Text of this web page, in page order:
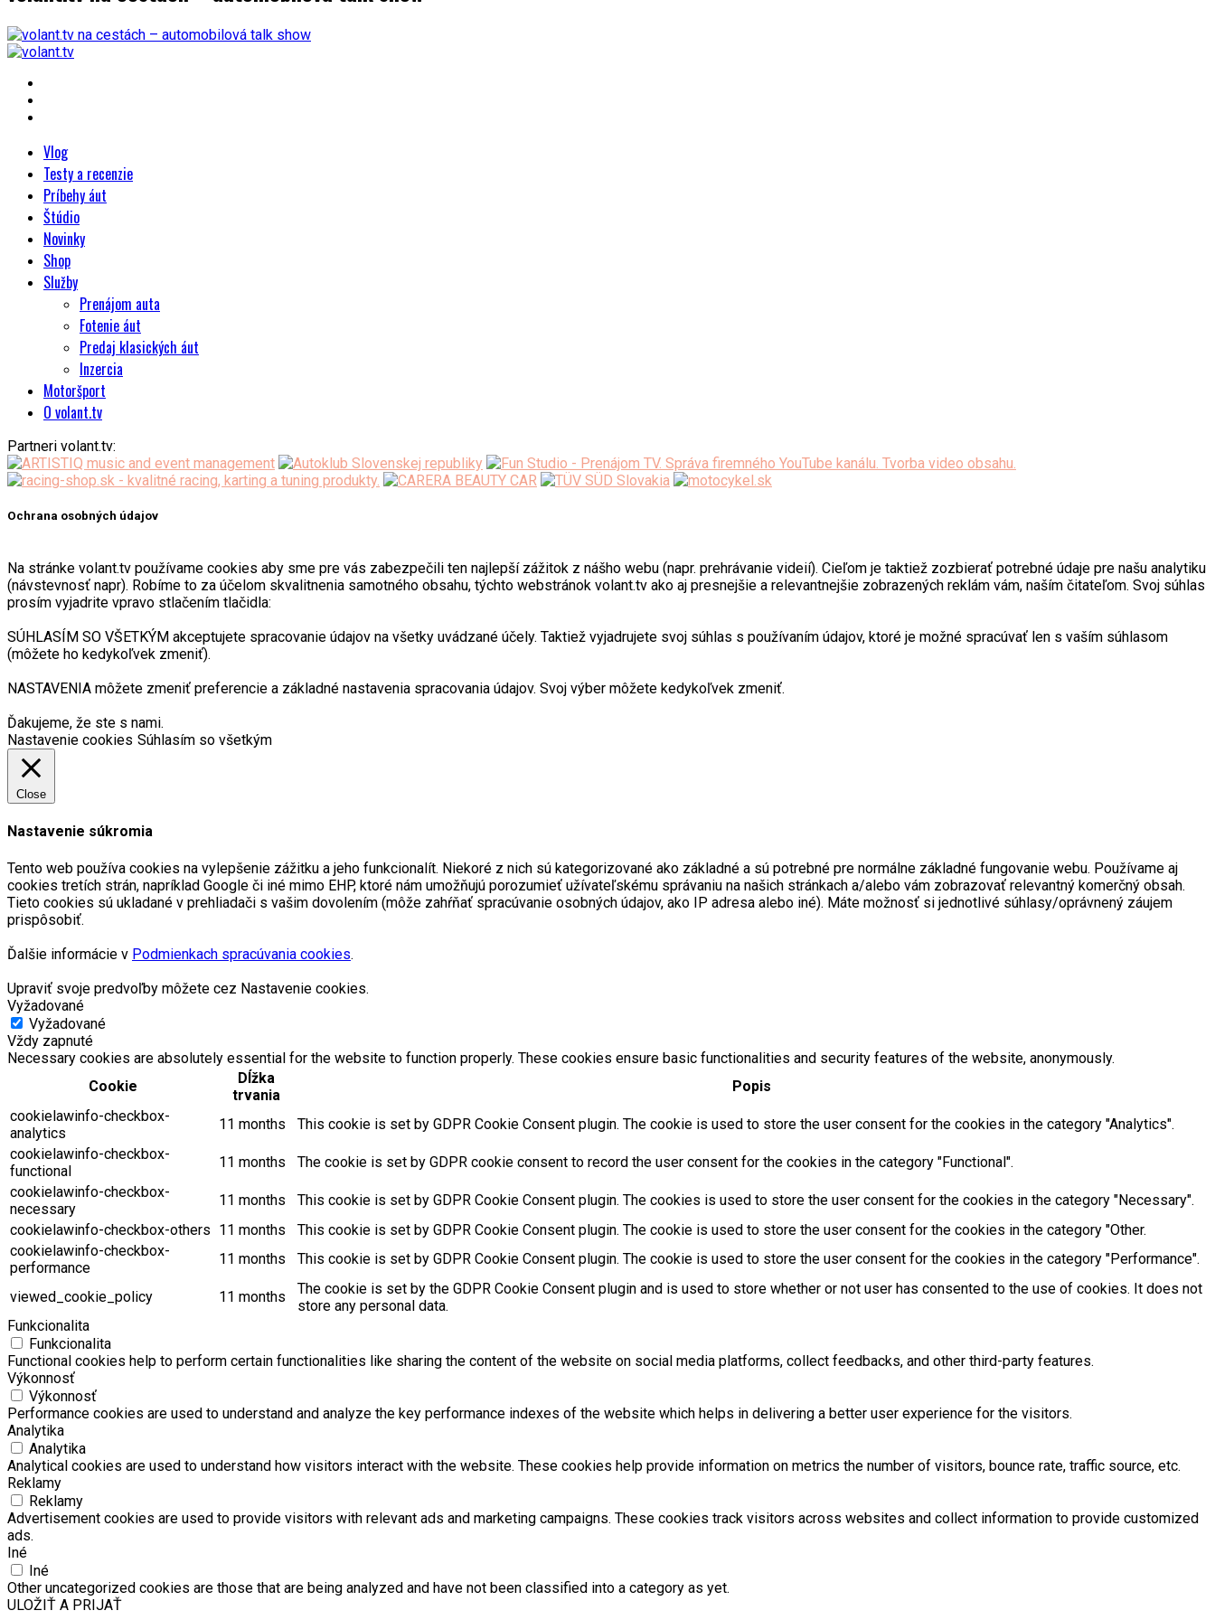
Vlog
Testy a recenzie
Príbehy áut
Štúdio
Novinky
Shop
Služby
Prenájom auta
Fotenie áut
Predaj klasických áut
Inzercia
Motoršport
O volant.tv
Partneri volant.tv:
Ochrana osobných údajov
Na stránke volant.tv používame cookies aby sme pre vás zabezpečili ten najlepší zážitok z nášho webu (napr. prehrávanie videií). Cieľom je taktiež zozbierať potrebné údaje pre našu analytiku
(návstevnosť napr). Robíme to za účelom skvalitnenia samotného obsahu, týchto webstránok volant.tv ako aj presnejšie a relevantnejšie zobrazených reklám vám, naším čitateľom. Svoj súhlas
prosím vyjadrite vpravo stlačením tlačidla:
SÚHLASÍM SO VŠETKÝM akceptujete spracovanie údajov na všetky uvádzané účely. Taktiež vyjadrujete svoj súhlas s používaním údajov, ktoré je možné spracúvať len s vaším súhlasom
(môžete ho kedykoľvek zmeniť).
NASTAVENIA môžete zmeniť preferencie a základné nastavenia spracovania údajov. Svoj výber môžete kedykoľvek zmeniť.
Ďakujeme, že ste s nami.
Nastavenie cookies Súhlasím so všetkým
Close
Nastavenie súkromia
Tento web používa cookies na vylepšenie zážitku a jeho funkcionalít. Niekoré z nich sú kategorizované ako základné a sú potrebné pre normálne základné fungovanie webu. Používame aj
cookies tretích strán, napríklad Google či iné mimo EHP, ktoré nám umožňujú porozumieť užívateľskému správaniu na našich stránkach a/alebo vám zobrazovať relevantný komerčný obsah.
Tieto cookies sú ukladané v prehliadači s vašim dovolením (môže zahŕňať spracúvanie osobných údajov, ako IP adresa alebo iné). Máte možnosť si jednotlivé súhlasy/oprávnený záujem
prispôsobiť.
Ďalšie informácie v Podmienkach spracúvania cookies.
Upraviť svoje predvoľby môžete cez Nastavenie cookies.
Vyžadované
Vyžadované
Vždy zapnuté
Necessary cookies are absolutely essential for the website to function properly. These cookies ensure basic functionalities and security features of the website, anonymously.
Cookie
Dĺžka
trvania
Popis
cookielawinfo-checkbox-
analytics
11 months
This cookie is set by GDPR Cookie Consent plugin. The cookie is used to store the user consent for the cookies in the category "Analytics".
cookielawinfo-checkbox-
functional
11 months
The cookie is set by GDPR cookie consent to record the user consent for the cookies in the category "Functional".
cookielawinfo-checkbox-
necessary
11 months
This cookie is set by GDPR Cookie Consent plugin. The cookies is used to store the user consent for the cookies in the category "Necessary".
cookielawinfo-checkbox-others 11 months
This cookie is set by GDPR Cookie Consent plugin. The cookie is used to store the user consent for the cookies in the category "Other.
cookielawinfo-checkbox-
performance
11 months This cookie is set by GDPR Cookie Consent plugin. The cookie is used to store the user consent for the cookies in the category "Performance".
viewed_cookie_policy 11 months
The cookie is set by the GDPR Cookie Consent plugin and is used to store whether or not user has consented to the use of cookies. It does not
store any personal data.
Funkcionalita
Funkcionalita
Functional cookies help to perform certain functionalities like sharing the content of the website on social media platforms, collect feedbacks, and other third-party features.
Výkonnosť
Výkonnosť
Performance cookies are used to understand and analyze the key performance indexes of the website which helps in delivering a better user experience for the visitors.
Analytika
Analytika
Analytical cookies are used to understand how visitors interact with the website. These cookies help provide information on metrics the number of visitors, bounce rate, traffic source, etc.
Reklamy
Reklamy
Advertisement cookies are used to provide visitors with relevant ads and marketing campaigns. These cookies track visitors across websites and collect information to provide customized
ads.
Iné
Iné
Other uncategorized cookies are those that are being analyzed and have not been classified into a category as yet.
ULOŽIŤ A PRIJAŤ